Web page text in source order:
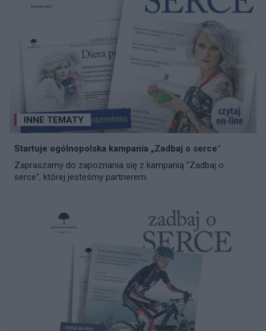
INNE TEMATY
Startuje ogólnopolska kampania „Zadbaj o serce"
Zapraszamy do zapoznania się z kampanią "Zadbaj o
serce", której jesteśmy partnerem.